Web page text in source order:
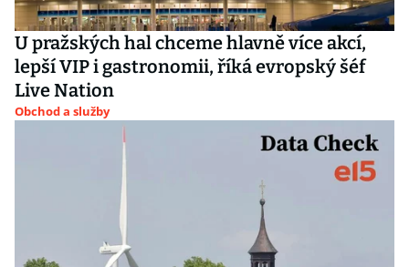
U pražských hal chceme hlavně více akcí,
lepší VIP i gastronomii, říká evropský šéf
Live Nation
Obchod a služby